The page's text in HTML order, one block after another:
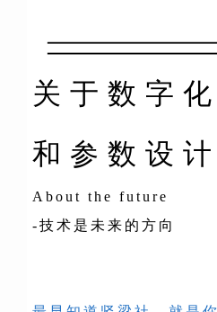
关于数字化
和参数设计
About the future
-技术是未来的方向